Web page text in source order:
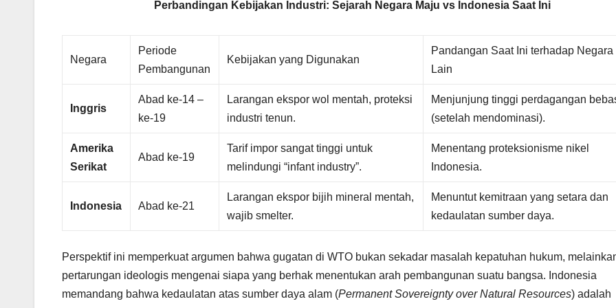
Perbandingan Kebijakan Industri: Sejarah Negara Maju vs Indonesia Saat Ini
Negara
Periode
Pembangunan
Kebijakan yang Digunakan
Pandangan Saat Ini terhadap Negara
Lain
Inggris
Abad ke-14 –
ke-19
Larangan ekspor wol mentah, proteksi
industri tenun.
Menjunjung tinggi perdagangan
(setelah mendominasi).
Amerika
Serikat
Abad ke-19
Tarif impor sangat tinggi untuk
melindungi “infant industry”.
Menentang proteksionisme nikel
Indonesia.
Indonesia Abad ke-21
Larangan ekspor bijih mineral mentah,
wajib smelter.
Menuntut kemitraan yang setara dan
kedaulatan sumber daya.
Perspektif ini memperkuat argumen bahwa gugatan di WTO bukan sekadar masalah kepatuhan hukum,
pertarungan ideologis mengenai siapa yang berhak menentukan arah pembangunan suatu bangsa. Indonesia
memandang bahwa kedaulatan atas sumber daya alam (Permanent Sovereignty over Natural Resources) adalah